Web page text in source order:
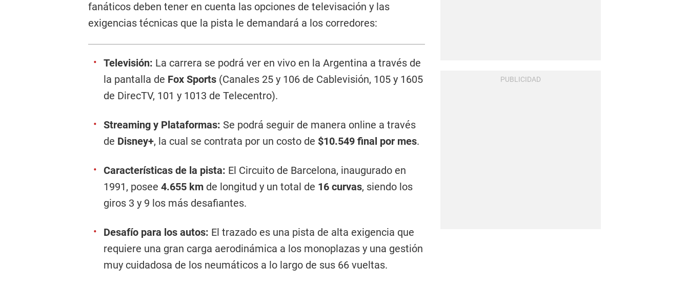
fanáticos deben tener en cuenta las opciones de televisación y las
exigencias técnicas que la pista le demandará a los corredores:
Televisión: La carrera se podrá ver en vivo en la Argentina a través de
la pantalla de Fox Sports (Canales 25 y 106 de Cablevisión, 105 y 1605
de DirecTV, 101 y 1013 de Telecentro).
Streaming y Plataformas: Se podrá seguir de manera online a través
de Disney+, la cual se contrata por un costo de $10.549 final por mes.
Características de la pista: El Circuito de Barcelona, inaugurado en
1991, posee 4.655 km de longitud y un total de 16 curvas, siendo los
giros 3 y 9 los más desafiantes.
Desafío para los autos: El trazado es una pista de alta exigencia que
requiere una gran carga aerodinámica a los monoplazas y una gestión
muy cuidadosa de los neumáticos a lo largo de sus 66 vueltas.